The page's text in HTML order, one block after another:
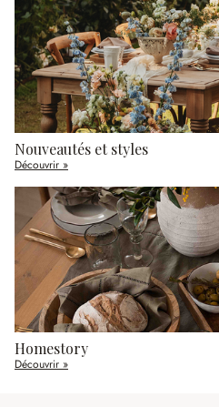
Nouveautés et styles
Découvrir »
Homestory
Découvrir »